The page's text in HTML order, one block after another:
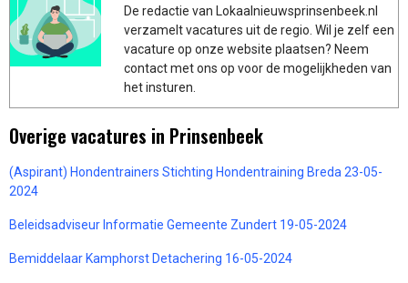
De redactie van Lokaalnieuwsprinsenbeek.nl
verzamelt vacatures uit de regio. Wil je zelf een
vacature op onze website plaatsen? Neem
contact met ons op voor de mogelijkheden van
het insturen.
Overige vacatures in Prinsenbeek
(Aspirant) Hondentrainers Stichting Hondentraining Breda 23-05-
2024
Beleidsadviseur Informatie Gemeente Zundert 19-05-2024
Bemiddelaar Kamphorst Detachering 16-05-2024